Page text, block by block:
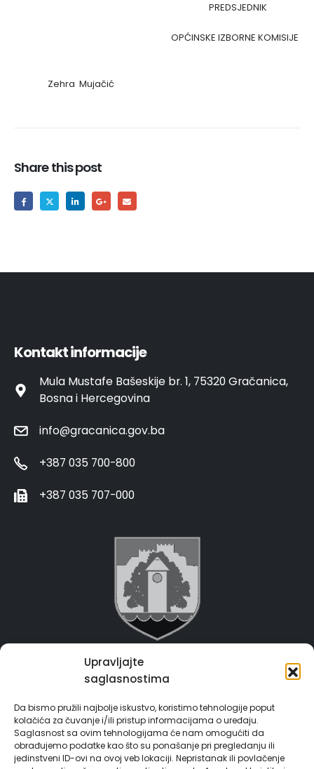
Upravljajte
saglasnostima
Da bismo pružili najbolje iskustvo, koristimo tehnologije poput
kolačića za čuvanje i/ili pristup informacijama o uređaju.
Saglasnost sa ovim tehnologijama će nam omogućiti da
obrađujemo podatke kao što su ponašanje pri pregledanju ili
jedinstveni ID-ovi na ovoj veb lokaciji. Nepristanak ili povlačenje
PREDSJEDNIK
OPĆINSKE IZBORNE KOMISIJE
Zehra Mujačić
Share this post
Kontakt informacije
Mula Mustafe Bašeskije br. 1, 75320 Gračanica,
Bosna i Hercegovina
info@gracanica.gov.ba
+387 035 700-800
+387 035 707-000
Grad Gračanica
E-Matičar
72 sata sistem